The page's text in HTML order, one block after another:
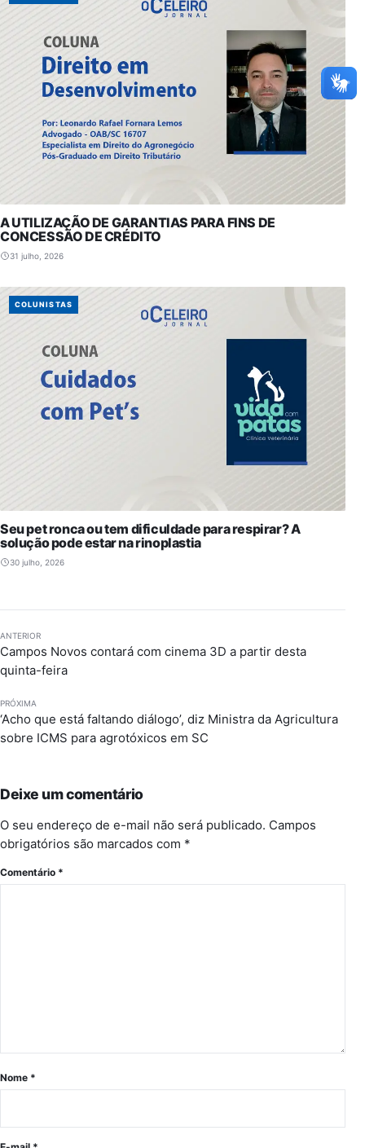
A UTILIZAÇÃO DE GARANTIAS PARA FINS DE
CONCESSÃO DE CRÉDITO
31 julho, 2026
COLUNISTAS
Seu pet ronca ou tem dificuldade para respirar? A
solução pode estar na rinoplastia
30 julho, 2026
ANTERIOR
Campos Novos contará com cinema 3D a partir desta
quinta-feira
PRÓXIMA
‘Acho que está faltando diálogo’, diz Ministra da Agricultura
sobre ICMS para agrotóxicos em SC
Deixe um comentário
O seu endereço de e-mail não será publicado. Campos
obrigatórios são marcados com *
Comentário *
Nome *